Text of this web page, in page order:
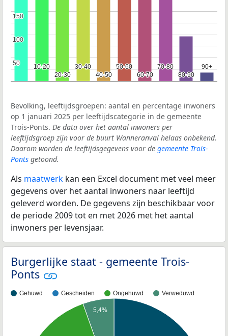
10-20
10-20
20-30
20-30
30-40
30-40
40-50
40-50
50-60
50-60
60-70
60-70
70-80
70-80
80-90
80-90
90+
90+
50
50
100
100
150
150
Bevolking, leeftijdsgroepen: aantal en percentage inwoners
op 1 januari 2025 per leeftijdscategorie in de gemeente
Trois-Ponts. De data over het aantal inwoners per
leeftijdsgroep zijn voor de buurt Wanneranval helaas onbekend.
Daarom worden de leeftijdsgegevens voor de gemeente Trois-
Ponts getoond.
Als maatwerk kan een Excel document met veel meer
gegevens over het aantal inwoners naar leeftijd
geleverd worden. De gegevens zijn beschikbaar voor
de periode 2009 tot en met 2026 met het aantal
inwoners per levensjaar.
Burgerlijke staat - gemeente Trois-
Ponts
Gehuwd Gescheiden Ongehuwd Verweduwd
5,4%